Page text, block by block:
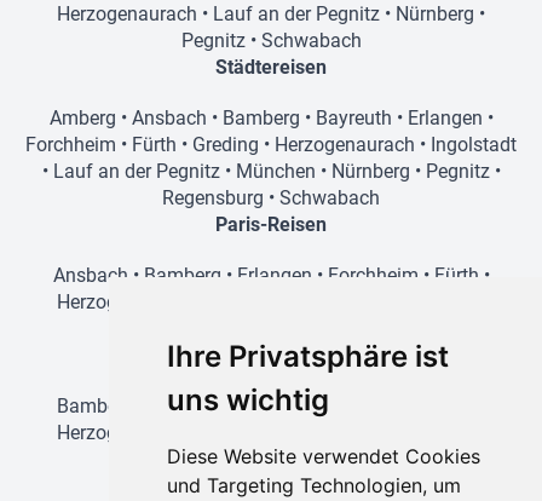
Ihre Privatsphäre ist
uns wichtig
Diese Website verwendet Cookies
und Targeting Technologien, um
Herzogenaurach • Lauf an der Pegnitz • Nürnberg •
Pegnitz• Schwabach
Städtereisen
Amberg • Ansbach • Bamberg • Bayreuth • Erlangen •
Forchheim • Fürth • Greding • Herzogenaurach • Ingolstadt
• Lauf an der Pegnitz• München • Nürnberg • Pegnitz•
Regensburg • Schwabach
Paris-Reisen
Ansbach • Bamberg • Erlangen • Forchheim • Fürth •
Herzogenaurach
Prag-Reisen
Bamberg Amberg•Erlangen•Forchheim
Herzogenaurach
Schwabach
Wien-Reisen